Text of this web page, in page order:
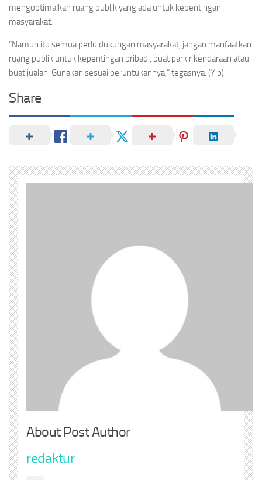
mengoptimalkan ruang publik yang ada untuk kepentingan
masyarakat.
“Namun itu semua perlu dukungan masyarakat, jangan manfaatkan
ruang publik untuk kepentingan pribadi, buat parkir kendaraan atau
buat jualan. Gunakan sesuai peruntukannya,” tegasnya. (Yip)
Share
About Post Author
redaktur